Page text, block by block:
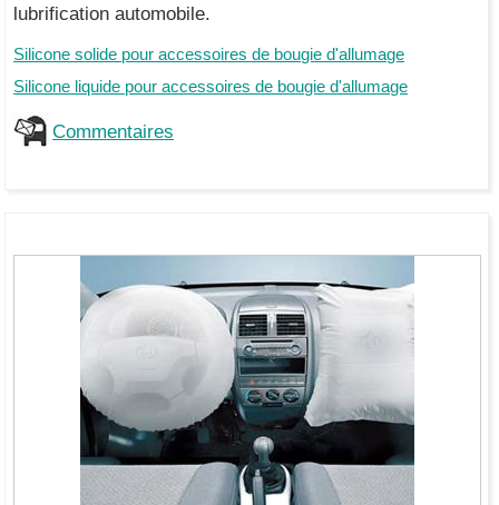
lubrification automobile.
Silicone solide pour accessoires de bougie d'allumage
Silicone liquide pour accessoires de bougie d'allumage
Commentaires